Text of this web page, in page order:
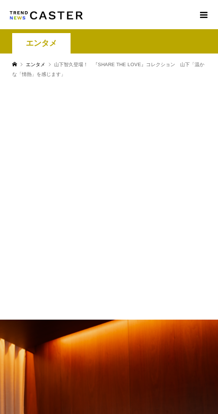
エンタメ
エンタメ
山下智久登場！ 『SHARE THE LOVE』コレクション 山下「温か
な「情熱」を感じます」